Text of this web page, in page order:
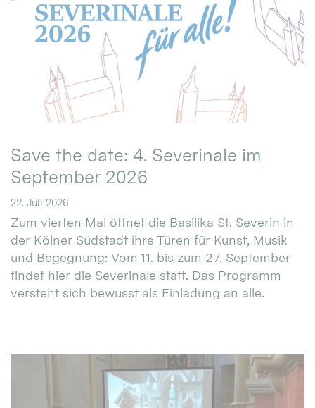
Save the date: 4. Severinale im
September 2026
22. Juli 2026
Zum vierten Mal öffnet die Basilika St. Severin in
der Kölner Südstadt ihre Türen für Kunst, Musik
und Begegnung: Vom 11. bis zum 27. September
findet hier die Severinale statt. Das Programm
versteht sich bewusst als Einladung an alle.